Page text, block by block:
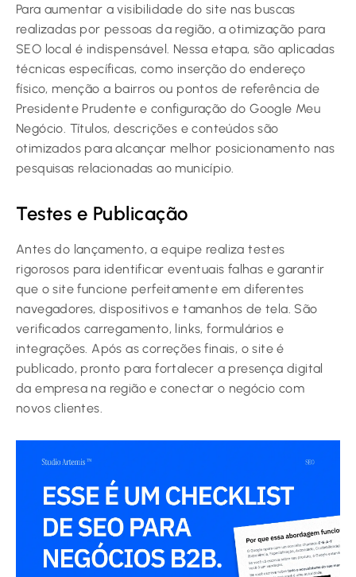
Para aumentar a visibilidade do site nas buscas
realizadas por pessoas da região, a otimização para
SEO local é indispensável. Nessa etapa, são aplicadas
técnicas específicas, como inserção do endereço
físico, menção a bairros ou pontos de referência de
Presidente Prudente e configuração do Google Meu
Negócio. Títulos, descrições e conteúdos são
otimizados para alcançar melhor posicionamento nas
pesquisas relacionadas ao município.
Testes e Publicação
Antes do lançamento, a equipe realiza testes
rigorosos para identificar eventuais falhas e garantir
que o site funcione perfeitamente em diferentes
navegadores, dispositivos e tamanhos de tela. São
verificados carregamento, links, formulários e
integrações. Após as correções finais, o site é
publicado, pronto para fortalecer a presença digital
da empresa na região e conectar o negócio com
novos clientes.